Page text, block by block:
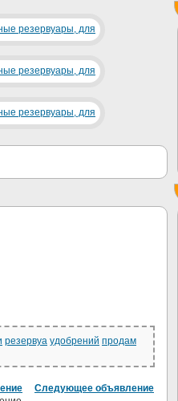
резервуа удобрений продам
Следующее объявление